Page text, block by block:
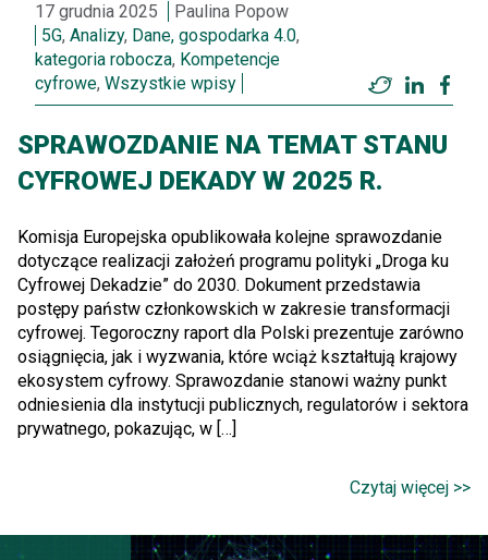
17 grudnia 2025
Paulina Popow
5G, Analizy, Dane, gospodarka 4.0,
kategoria robocza, Kompetencje
cyfrowe, Wszystkie wpisy Twitter
SPRAWOZDANIE NA TEMAT STANU
CYFROWEJ DEKADY W 2025 R.
Komisja Europejska opublikowała kolejne sprawozdanie
dotyczące realizacji założeń programu polityki „Droga ku
Cyfrowej Dekadzie” do 2030. Dokument przedstawia
postępy państw członkowskich w zakresie transformacji
cyfrowej. Tegoroczny raport dla Polski prezentuje zarówno
osiągnięcia, jak i wyzwania, które wciąż kształtują krajowy
ekosystem cyfrowy. Sprawozdanie stanowi ważny punkt
odniesienia dla instytucji publicznych, regulatorów i sektora
prywatnego, pokazując, w […]
Czytaj więcej >>